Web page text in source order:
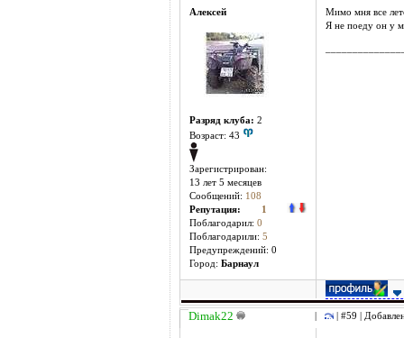
Алексей
Разряд клуба: 2
Возраст: 43
Зарегистрирован:
13 лет 5 месяцев
Сообщений: 108
Репутация:
1
Поблагодарил: 0
Поблагодарили: 5
Предупреждений: 0
Город: Барнаул
Мимо мня все
Я не поеду он у
Dimak22 | #59 |